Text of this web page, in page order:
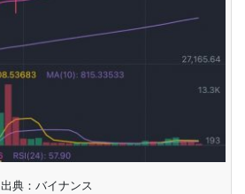
出典：バイナンス